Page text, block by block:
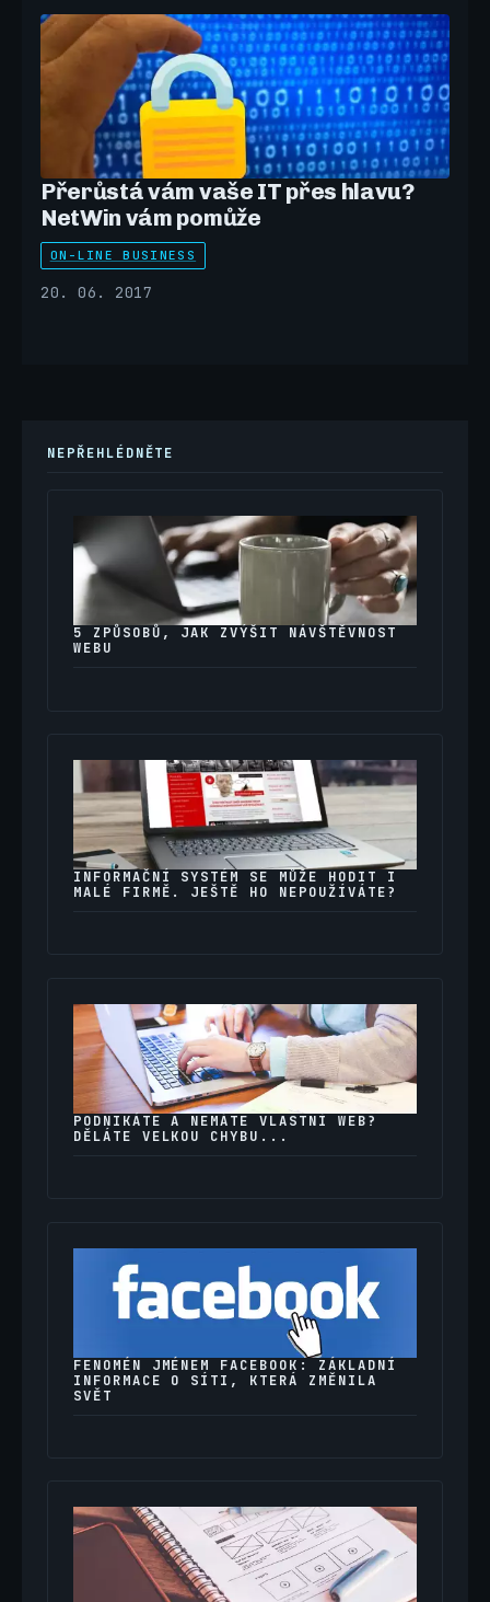
Přerůstá vám vaše IT přes hlavu?
NetWin vám pomůže
ON-LINE BUSINESS
20. 06. 2017
NEPŘEHLÉDNĚTE
5 ZPŮSOBŮ, JAK ZVÝŠIT NÁVŠTĚVNOST
WEBU
INFORMAČNÍ SYSTÉM SE MŮŽE HODIT I
MALÉ FIRMĚ. JEŠTĚ HO NEPOUŽÍVÁTE?
PODNIKÁTE A NEMÁTE VLASTNÍ WEB?
DĚLÁTE VELKOU CHYBU...
FENOMÉN JMÉNEM FACEBOOK: ZÁKLADNÍ
INFORMACE O SÍTI, KTERÁ ZMĚNILA
SVĚT